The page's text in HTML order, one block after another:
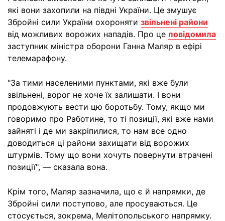
які вони захопили на півдні України. Це змушує
Збройні сили України охороняти звільнені райони
від можливих ворожих нападів. Про це повідомила
заступник міністра оборони Ганна Маляр в ефірі
телемарафону.
"За тими населеними пунктами, які вже були
звільнені, ворог не хоче їх залишати. І вони
продовжують вести цю боротьбу. Тому, якщо ми
говоримо про Работине, то ті позиції, які вже нами
зайняті і де ми закріпилися, то нам все одно
доводиться ці райони захищати від ворожих
штурмів. Тому що вони хочуть повернути втрачені
позиції", — сказала вона.
Крім того, Маляр зазначила, що є й напрямки, де
Збройні сили поступово, але просуваються. Це
стосується, зокрема, Мелітопольського напрямку.